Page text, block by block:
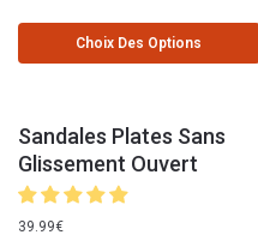
Choix Des Options
Sandales Plates Sans
Glissement Ouvert
39.99€